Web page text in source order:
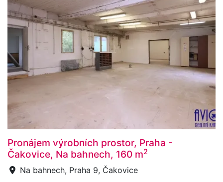
Pronájem výrobních prostor, Praha -
Čakovice, Na bahnech, 160 m2
Na bahnech, Praha 9, Čakovice